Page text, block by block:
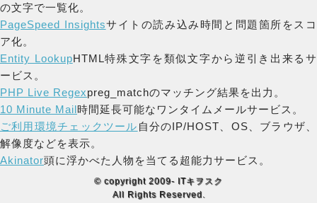
の文字で一覧化。
PageSpeed Insightsサイトの読み込み時間と問題箇所をスコ
ア化。
Entity LookupHTML特殊文字を類似文字から逆引き出来るサ
ービス。
PHP Live Regexpreg_matchのマッチング結果を出力。
10 Minute Mail時間延長可能なワンタイムメールサービス。
ご利用環境チェックツール 自分のIP/HOST、OS、ブラウザ、
解像度などを表示。
Akinator頭に浮かべた人物を当てる超能力サービス。
© copyright 2009- ITキヲスク
All Rights Reserved.